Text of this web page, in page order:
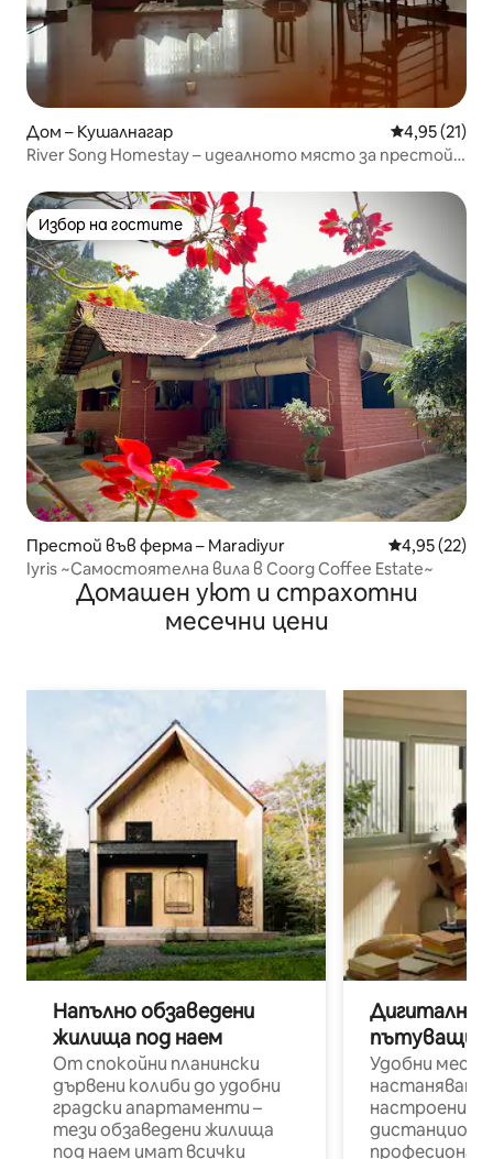
Дом – Кушалнагар Средна
4,95 (21)
River Song Homestay – идеалното място за престой,
Избор на гостите
Избор на гостите
Престой във ферма – Maradiyur Средна
4,95 (22)
Iyris ~Самостоятелна вила в Coorg Coffee Estate~
Домашен уют и страхотни
месечни цени
Напълно обзаведени
жилища под наем
От спокойни планински
дървени колиби до удобни
градски апартаменти –
тези обзаведени жилища
под наем имат всички
Дигитални
пътуващи
Удобни
настаняване
настроени и